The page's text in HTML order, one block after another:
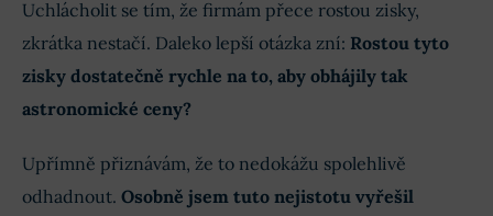
Uchlácholit se tím, že firmám přece rostou zisky,
zkrátka nestačí. Daleko lepší otázka zní: Rostou tyto
zisky dostatečně rychle na to, aby obhájily tak
astronomické ceny?
Upřímně přiznávám, že to nedokážu spolehlivě
odhadnout. Osobně jsem tuto nejistotu vyřešil